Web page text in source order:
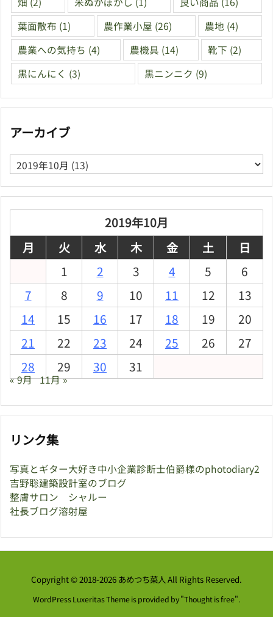
葉面散布 (1) 農作業小屋 (26) 農地 (4)
農業への気持ち (4) 農機具 (14) 靴下 (2)
黒にんにく (3) 黒ニンニク (9)
アーカイブ
ア
ー
カ
2019年10月
月
火 水 木 金 土
日
1
2 3 4 5
6
7
8 9 10 11 12
13
14
15 16 17 18 19
20
21
22 23 24 25 26
27
28
29 30 31
« 9月 11月 »
リンク集
写真とギター大好き中小企業診断士伯爵様のphotodiary2
吉野聡建築設計室のブログ
整膚サロン シャルー
社長ブログ溶射屋
Copyright ©2018-2026 あめつち菜人All Rights Reserved.
WordPress Luxeritas Theme is provided by "Thought is free".